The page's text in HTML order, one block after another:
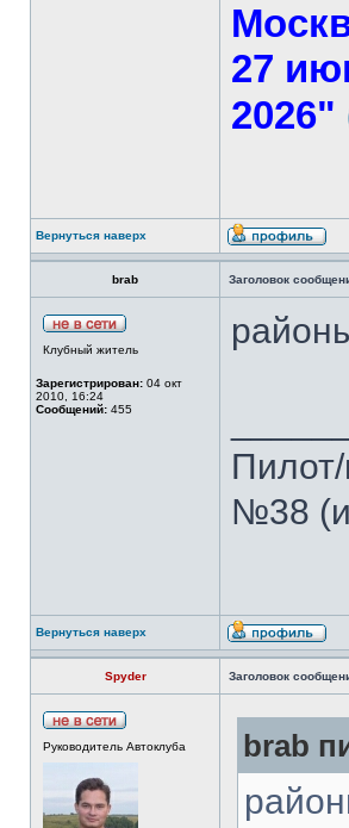
27
2026"
Вернуться наверх
brab Заголовок
Клубный житель
Зарегистрирован: 04 окт
2010, 16:24
Сообщений: 455
№38
Вернуться наверх
Spyder Заголовок
Руководитель Автоклуба brab